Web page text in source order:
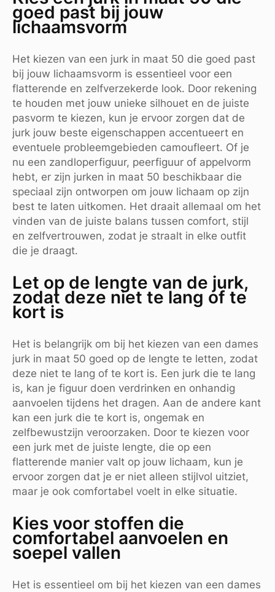
goed past bij jouw
lichaamsvorm
Het kiezen van een jurk in maat 50 die goed past
bij jouw lichaamsvorm is essentieel voor een
flatterende en zelfverzekerde look. Door rekening
te houden met jouw unieke silhouet en de juiste
pasvorm te kiezen, kun je ervoor zorgen dat de
jurk jouw beste eigenschappen accentueert en
eventuele probleemgebieden camoufleert. Of je
nu een zandloperfiguur, peerfiguur of appelvorm
hebt, er zijn jurken in maat 50 beschikbaar die
speciaal zijn ontworpen om jouw lichaam op zijn
best te laten uitkomen. Het draait allemaal om het
vinden van de juiste balans tussen comfort, stijl
en zelfvertrouwen, zodat je straalt in elke outfit
die je draagt.
Let op de lengte van de jurk,
zodat deze niet te lang of te
kort is
Het is belangrijk om bij het kiezen van een dames
jurk in maat 50 goed op de lengte te letten, zodat
deze niet te lang of te kort is. Een jurk die te lang
is, kan je figuur doen verdrinken en onhandig
aanvoelen tijdens het dragen. Aan de andere kant
kan een jurk die te kort is, ongemak en
zelfbewustzijn veroorzaken. Door te kiezen voor
een jurk met de juiste lengte, die op een
flatterende manier valt op jouw lichaam, kun je
ervoor zorgen dat je er niet alleen stijlvol uitziet,
maar je ook comfortabel voelt in elke situatie.
Kies voor stoffen die
comfortabel aanvoelen en
soepel vallen
Het is essentieel om bij het kiezen van een dames